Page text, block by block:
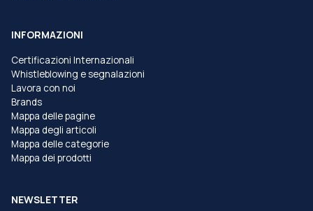
INFORMAZIONI
Certificazioni Internazionali
Whistleblowing e segnalazioni
Lavora con noi
Brands
Mappa delle pagine
Mappa degli articoli
Mappa delle categorie
Mappa dei prodotti
NEWSLETTER